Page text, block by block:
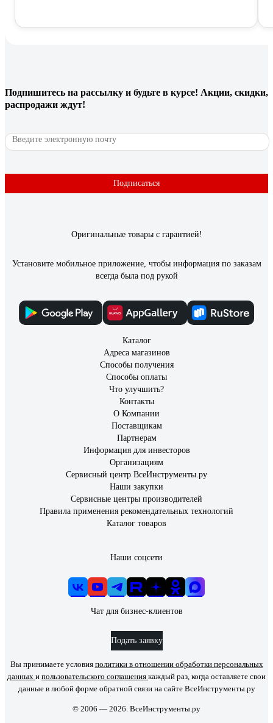
Подпишитесь на рассылку и будьте в курсе! Акции, скидки,
распродажи ждут!
Подписаться
Оригинальные товары с гарантией!
Установите мобильное приложение, чтобы информация по заказам
всегда была под рукой
Каталог
Адреса магазинов
Способы получения
Способы оплаты
Что улучшить?
Контакты
О Компании
Поставщикам
Партнерам
Информация для инвесторов
Организациям
Сервисный центр ВсеИнструменты.ру
Наши закупки
Сервисные центры производителей
Правила применения рекомендательных технологий
Каталог товаров
Наши соцсети
Чат для бизнес-клиентов
Подать заявку
Вы принимаете условия политики в отношении обработки персональных
данных и пользовательского соглашения каждый раз, когда оставляете свои
данные в любой форме обратной связи на сайте ВсеИнструменты.ру
© 2006 — 2026. ВсеИнструменты.ру